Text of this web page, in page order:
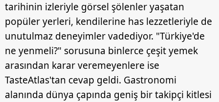
tarihinin izleriyle görsel şölenler yaşatan
popüler yerleri, kendilerine has lezzetleriyle de
unutulmaz deneyimler vadediyor. "Türkiye'de
ne yenmeli?" sorusuna binlerce çeşit yemek
arasından karar veremeyenlere ise
TasteAtlas'tan cevap geldi. Gastronomi
alanında dünya çapında geniş bir takipçi kitlesi